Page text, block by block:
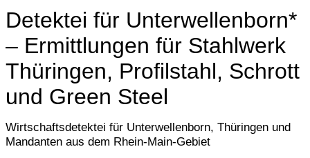
Detektei für Unterwellenborn*
– Ermittlungen für Stahlwerk
Thüringen, Profilstahl, Schrott
und Green Steel
Wirtschaftsdetektei für Unterwellenborn, Thüringen und
Mandanten aus dem Rhein-Main-Gebiet